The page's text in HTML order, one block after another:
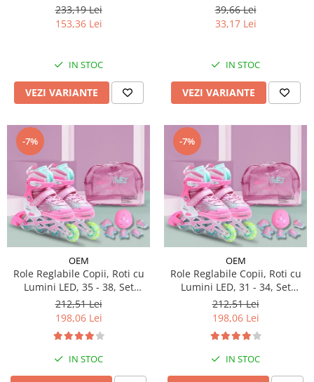
233,19 Lei
153,36 Lei
IN STOC
VEZI VARIANTE
39,66 Lei
33,17 Lei
IN STOC
VEZI VARIANTE
-7%
OEM
Role Reglabile Copii, Roti cu
Lumini LED, 35 - 38, Set
Protectie - ROZ
212,51 Lei
198,06 Lei
IN STOC
-7%
OEM
Role Reglabile Copii, Roti cu
Lumini LED, 31 - 34, Set
Protectie - ROZ
212,51 Lei
198,06 Lei
IN STOC